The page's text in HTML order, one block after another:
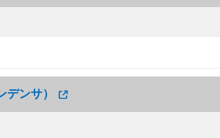
デンサ）